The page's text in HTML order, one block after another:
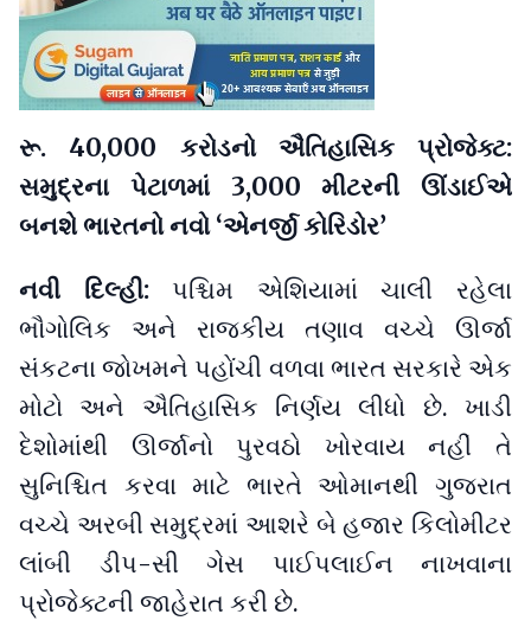
રૂ. 40,000 કરોડનો ઐતિહાસિક પ્રોજેક્ટ:
સમુદ્રના પેટાળમાં 3,000 મીટરની ઊંડાઈએ
બનશે ભારતનો નવો ‘એનર્જી કોરિડોર’
નવી દિલ્હી:પશ્ચિમ એશિયામાં ચાલી રહેલા
ભૌગોલિક અને રાજકીય તણાવ વચ્ચે ઊર્જા
સંકટના જોખમને પહોંચી વળવા ભારત સરકારે એક
મોટો અને ઐતિહાસિક નિર્ણય લીધો છે. ખાડી
દેશોમાંથી ઊર્જાનો પુરવઠો ખોરવાય નહીં તે
સુનિશ્ચિત કરવા માટે ભારતે ઓમાનથી ગુજરાત
વચ્ચે અરબી સમુદ્રમાં આશરે બે હજાર કિલોમીટર
લાંબી ડીપ-સી ગેસ પાઈપલાઈન નાખવાના
પ્રોજેક્ટની જાહેરાત કરી છે.